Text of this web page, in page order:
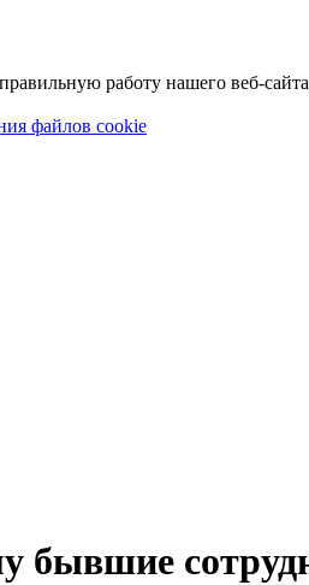
работу нашего веб-
файлов cookie
бывшие